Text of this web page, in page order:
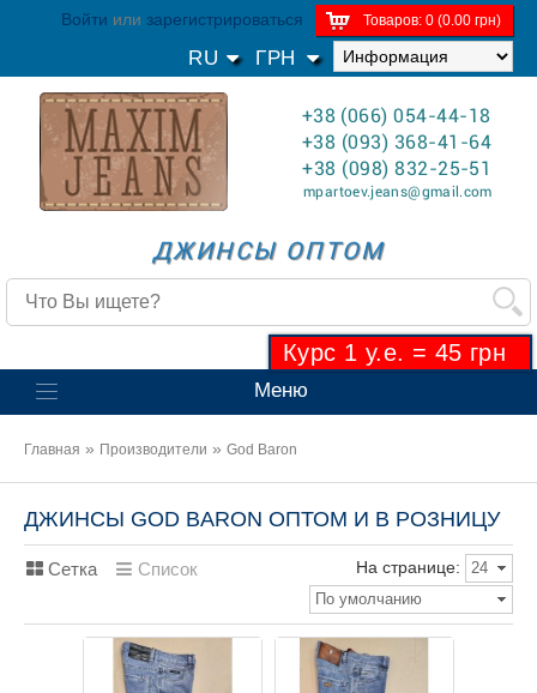
Товаров: 0 (0.00 грн)
Войти или зарегистрироваться
ГРН
RU
ДЖИНСЫ ОПТОМ
+38 (066) 054-44-18
+38 (093) 368-41-64
+38 (098) 832-25-51
mpartoev.jeans@gmail.com
Курс 1 у.е. = 45 грн
Меню
Главная » Производители » God Baron
ДЖИНСЫ GOD BARON ОПТОМ И В РОЗНИЦУ
Сетка Список На странице:
24
По умолчанию